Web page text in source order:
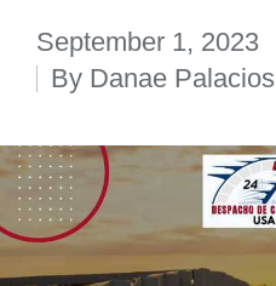
September 1, 2023
Posted
By Danae Palacios